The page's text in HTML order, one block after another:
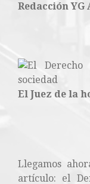
Redacción YG
El Juez de la
Llegamos
artículo: el